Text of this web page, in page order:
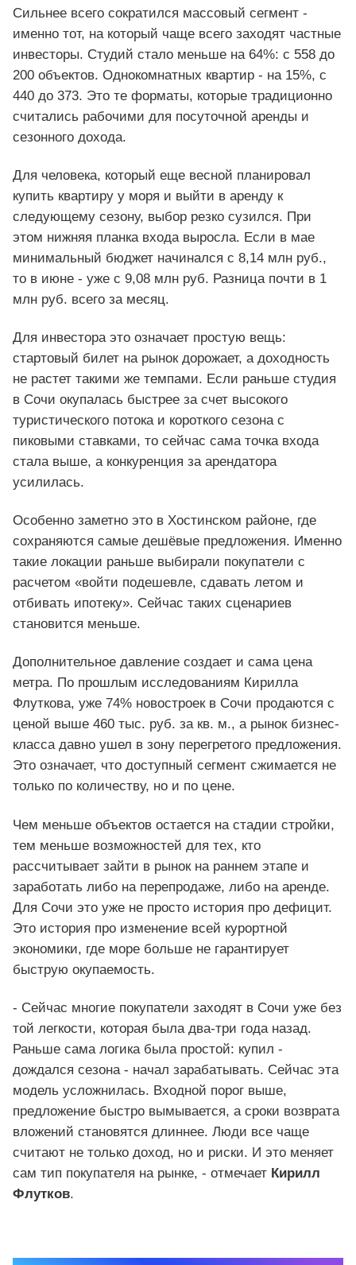
Сильнее всего сократился массовый сегмент -
именно тот, на который чаще всего заходят частные
инвесторы. Студий стало меньше на 64%: с 558 до
200 объектов. Однокомнатных квартир - на 15%, с
440 до 373. Это те форматы, которые традиционно
считались рабочими для посуточной аренды и
сезонного дохода.
Для человека, который еще весной планировал
купить квартиру у моря и выйти в аренду к
следующему сезону, выбор резко сузился. При
этом нижняя планка входа выросла. Если в мае
минимальный бюджет начинался с 8,14 млн руб.,
то в июне - уже с 9,08 млн руб. Разница почти в 1
млн руб. всего за месяц.
Для инвестора это означает простую вещь:
стартовый билет на рынок дорожает, а доходность
не растет такими же темпами. Если раньше студия
в Сочи окупалась быстрее за счет высокого
туристического потока и короткого сезона с
пиковыми ставками, то сейчас сама точка входа
стала выше, а конкуренция за арендатора
усилилась.
Особенно заметно это в Хостинском районе, где
сохраняются самые дешёвые предложения. Именно
такие локации раньше выбирали покупатели с
расчетом «войти подешевле, сдавать летом и
отбивать ипотеку». Сейчас таких сценариев
становится меньше.
Дополнительное давление создает и сама цена
метра. По прошлым исследованиям Кирилла
Флуткова, уже 74% новостроек в Сочи продаются с
ценой выше 460 тыс. руб. за кв. м., а рынок бизнес-
класса давно ушел в зону перегретого предложения.
Это означает, что доступный сегмент сжимается не
только по количеству, но и по цене.
Чем меньше объектов остается на стадии стройки,
тем меньше возможностей для тех, кто
рассчитывает зайти в рынок на раннем этапе и
заработать либо на перепродаже, либо на аренде.
Для Сочи это уже не просто история про дефицит.
Это история про изменение всей курортной
экономики, где море больше не гарантирует
быструю окупаемость.
- Сейчас многие покупатели заходят в Сочи уже без
той легкости, которая была два-три года назад.
Раньше сама логика была простой: купил -
дождался сезона - начал зарабатывать. Сейчас эта
модель усложнилась. Входной порог выше,
предложение быстро вымывается, а сроки возврата
вложений становятся длиннее. Люди все чаще
считают не только доход, но и риски. И это меняет
сам тип покупателя на рынке, - отмечает Кирилл
Флутков.